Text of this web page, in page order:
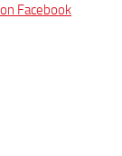
on Facebook